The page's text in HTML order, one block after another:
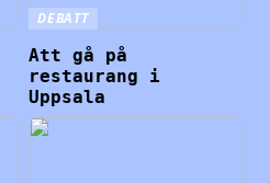
DEBATT
Att gå på
restaurang i
Uppsala